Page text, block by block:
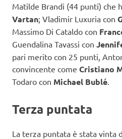
Matilde Brandi (44 punti) che
Vartan; Vladimir Luxuria con
Massimo Di Cataldo con
Guendalina Tavassi con
pari merito con 25 punti,
convincente come Cristiano
Todaro con Michael Bublé
Terza puntata
La terza puntata è stata vinta